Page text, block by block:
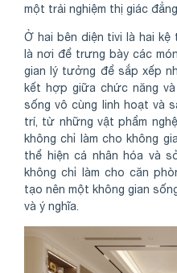
một trải nghiệm thị giác
Ở hai bên diện tivi là hai
là nơi để trưng bày các
gian lý tưởng để sắp xếp
kết hợp giữa chức năng
sống vô cùng linh hoạt và
trí, từ những vật phẩm
không chỉ làm cho không
thể hiện cá nhân hóa và
không chỉ làm cho căn
tạo nên một không gian
và ý nghĩa.